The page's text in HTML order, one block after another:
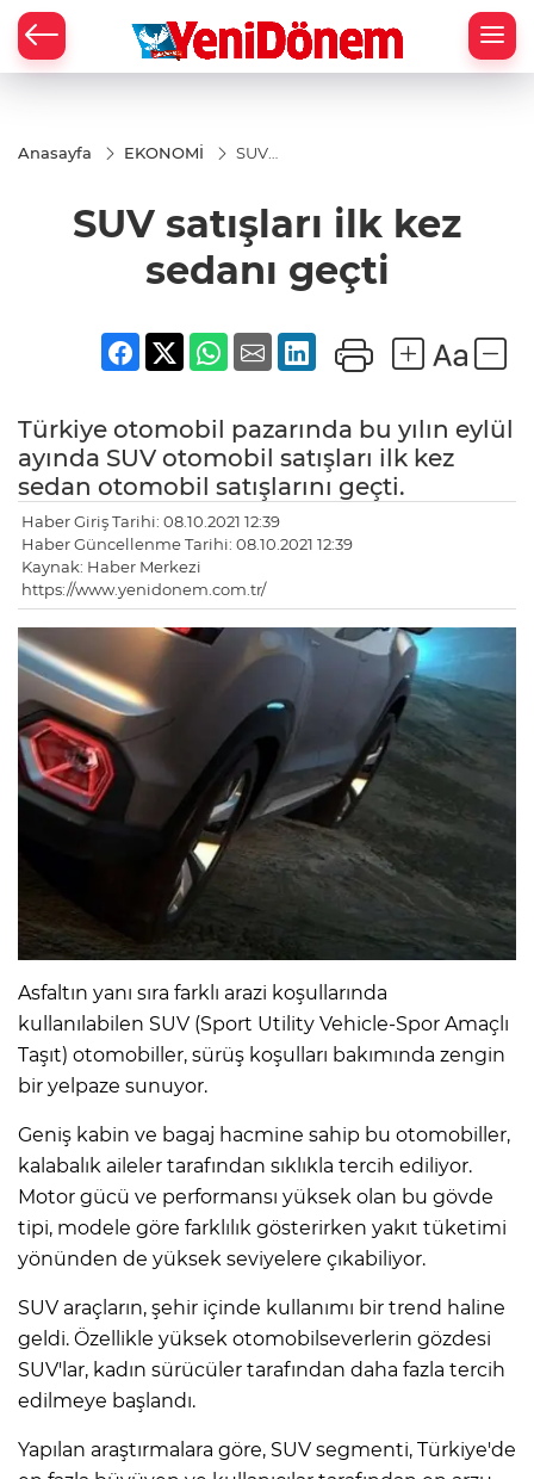
Anasayfa EKONOMİ
SUV
sedanı
geçti
SUV satışları ilk kez
sedanı geçti
Türkiye otomobil pazarında bu yılın eylül
ayında SUV otomobil satışları ilk kez
sedan otomobil satışlarını geçti.
Haber Giriş Tarihi: 08.10.2021 12:39
Haber Güncellenme Tarihi: 08.10.2021 12:39
Kaynak: Haber Merkezi
https://www.yenidonem.com.tr/
Asfaltın yanı sıra farklı arazi koşullarında
kullanılabilen SUV (Sport Utility Vehicle-Spor Amaçlı
Taşıt) otomobiller, sürüş koşulları bakımında zengin
bir yelpaze sunuyor.
Geniş kabin ve bagaj hacmine sahip bu otomobiller,
kalabalık aileler tarafından sıklıkla tercih ediliyor.
Motor gücü ve performansı yüksek olan bu gövde
tipi, modele göre farklılık gösterirken yakıt tüketimi
yönünden de yüksek seviyelere çıkabiliyor.
SUV araçların, şehir içinde kullanımı bir trend haline
geldi. Özellikle yüksek otomobilseverlerin gözdesi
SUV'lar, kadın sürücüler tarafından daha fazla tercih
edilmeye başlandı.
Yapılan araştırmalara göre, SUV segmenti, Türkiye'de